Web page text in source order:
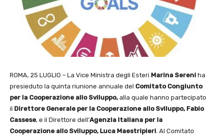
ROMA, 25 LUGLIO – La Vice Ministra degli Esteri Marina Sereni ha
presieduto la quinta riunione annuale del Comitato Congiunto
per la Cooperazione allo Sviluppo,alla quale hanno partecipato
il Direttore Generale per la Cooperazione allo Sviluppo, Fabio
Cassese, e il Direttore dell’Agenzia Italiana per la
Cooperazione allo Sviluppo, Luca Maestripieri . Al Comitato